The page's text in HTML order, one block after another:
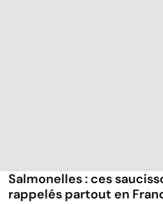
Salmonelles : ces
rappelés partout en